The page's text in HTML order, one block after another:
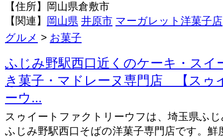
【住所】岡山県倉敷市
【関連】
岡山県 井原市 マーガレット洋菓子店
グルメ > お菓子
ふじみ野駅西口近くのケーキ・スイ
き菓子・マドレーヌ専門店 【スゥ
ーウ...
スゥイートファクトリーウフは、埼玉県ふ
ふじみ野駅西口そばの洋菓子専門店です。鮮